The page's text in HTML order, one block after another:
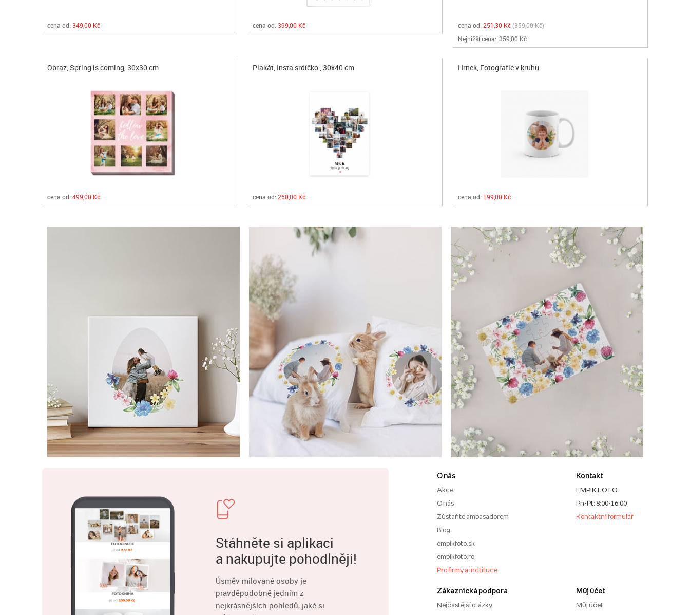
cena od: 349,00 Kč cena od: 399,00 Kč cena od: 251,30 Kč 359,00 Kč
Nejnižší cena: 359,00 Kč
Obraz, Spring is coming, 30x30 cm
cena od: 499,00 Kč
Plakát, Insta srdíčko , 30x40 cm
cena od: 250,00 Kč
Hrnek, Fotografie v kruhu
cena od: 199,00 Kč
Stáhněte si aplikaci
a nakupujte pohodlněji!
Úsměv milované osoby je
pravděpodobně jedním z
nejkrásnějších pohledů, jaké si
O nás
Akce
O nás
Zůstaňte ambasadorem
Blog
empikfoto.sk
empikfoto.ro
Pro firmy a indtituce
Zákaznícká podpora
Nejčastější otázky
Kontakt
EMPIK FOTO
Pn-Pt: 8:00-16:00
Kontaktní formulář
Můj účet
Můj účet